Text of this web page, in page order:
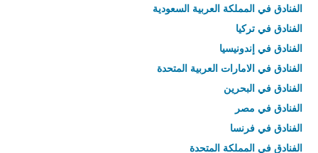
الفنادق في المملكة العربية السعودية
الفنادق في تركيا
الفنادق في إندونيسيا
الفنادق في الامارات العربية المتحدة
الفنادق في البحرين
الفنادق في مصر
الفنادق في فرنسا
الفنادق في المملكة المتحدة